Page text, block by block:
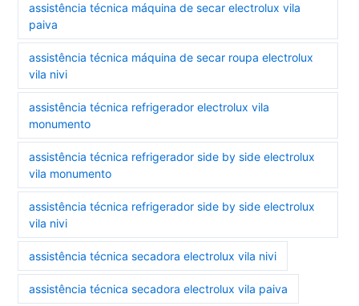
assistência técnica máquina de secar electrolux vila
paiva
assistência técnica máquina de secar roupa electrolux
vila nivi
assistência técnica refrigerador electrolux vila
monumento
assistência técnica refrigerador side by side electrolux
vila monumento
assistência técnica refrigerador side by side electrolux
vila nivi
assistência técnica secadora electrolux vila nivi
assistência técnica secadora electrolux vila paiva